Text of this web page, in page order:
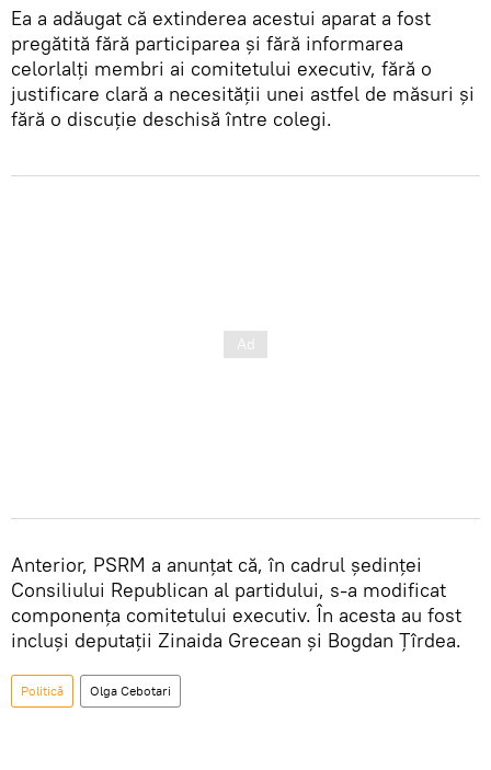
Ea a adăugat că extinderea acestui aparat a fost
pregătită fără participarea și fără informarea
celorlalți membri ai comitetului executiv, fără o
justificare clară a necesității unei astfel de măsuri și
fără o discuție deschisă între colegi.
Anterior, PSRM a anunțat că, în cadrul ședinței
Consiliului Republican al partidului, s-a modificat
componența comitetului executiv. În acesta au fost
incluși deputații Zinaida Grecean și Bogdan Țîrdea.
Politică Olga Cebotari